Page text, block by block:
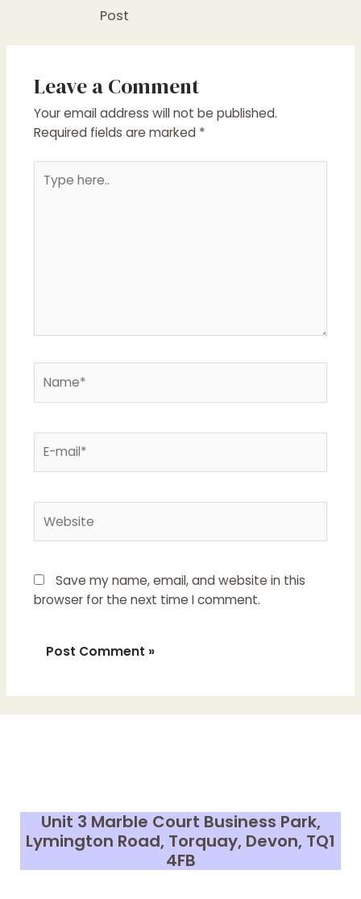
Post
Leave a Comment
Your email address will not be published.
Required fields are marked *
here..
mail*
Save my name, email, and website in this
browser for the next time I comment.
Unit 3 Marble Court Business Park,
Lymington Road, Torquay, Devon, TQ1
4FB